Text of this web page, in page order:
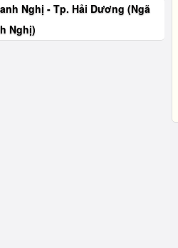
Nghị - Tp. Hải Dương (Ngã
Nghị)